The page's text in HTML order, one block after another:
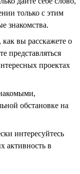
только с этим
знакомства.
вы расскажете о
представляться
проектах
обстановке на
интересуйтесь
активность в